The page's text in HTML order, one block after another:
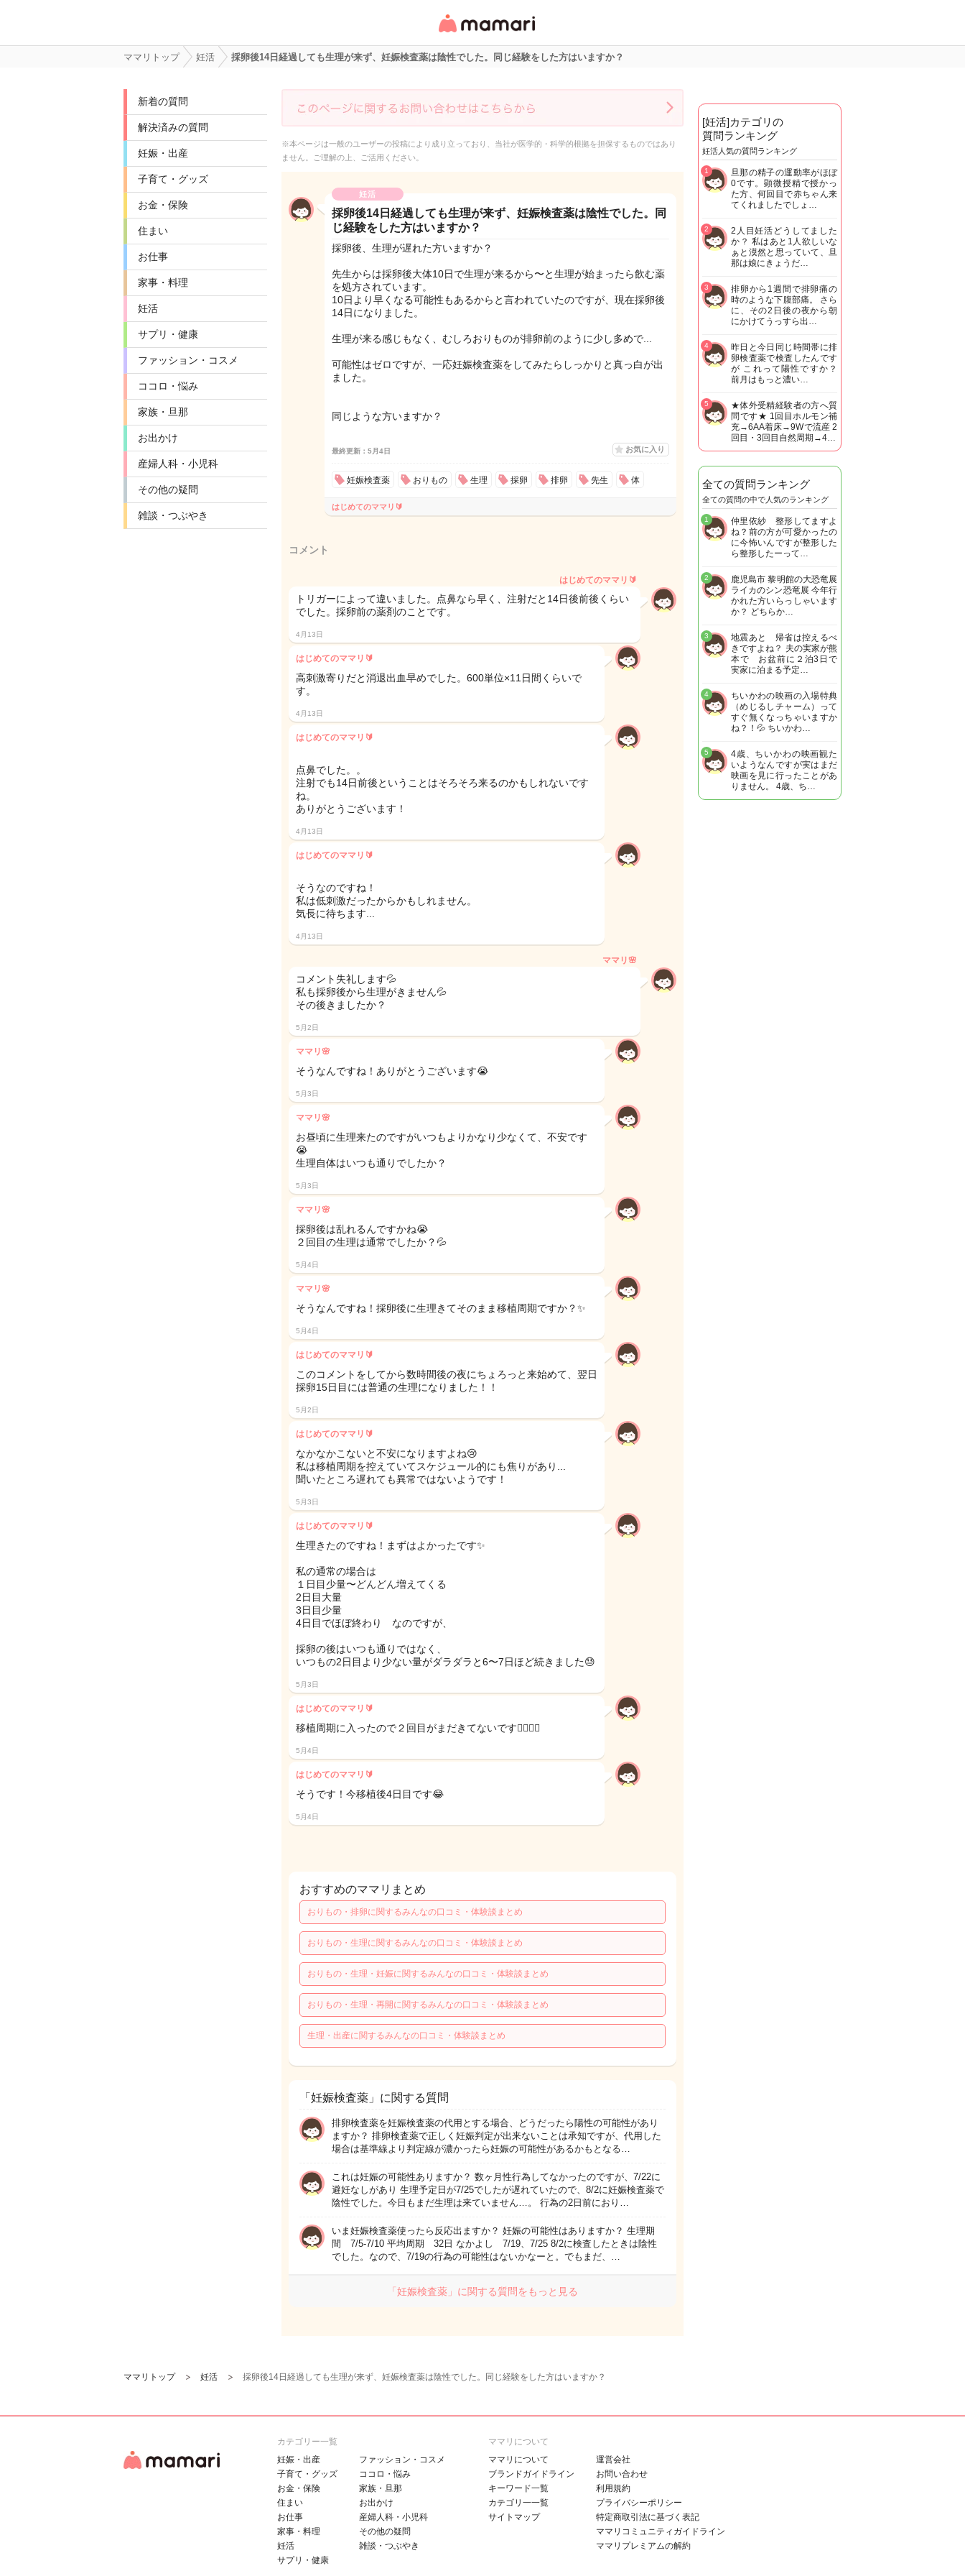
リ・情報サイト
ママリトップ 妊活 採卵後14日経過しても生理が来ず、妊娠検査薬は陰性でした。同じ経験をした方はいますか？
新着の質問
解決済みの質問
妊娠・出産
子育て・グッズ
お金・保険
住まい
お仕事
家事・料理
妊活
サプリ・健康
ファッション・コスメ
ココロ・悩み
家族・旦那
お出かけ
産婦人科・小児科
その他の疑問
雑談・つぶやき
※本ページは一般のユーザーの投稿により成り立っており、当社が医学的・科学的根拠を担保するものではあり
ません。ご理解の上、ご活用ください。
妊活
採卵後14日経過しても生理が来ず、妊娠検査薬は陰性でした。同
じ経験をした方はいますか？
採卵後、生理が遅れた方いますか？
先生からは採卵後大体10日で生理が来るから〜と生理が始まったら飲む薬
を処方されています。
10日より早くなる可能性もあるからと言われていたのですが、現在採卵後
14日になりました。
生理が来る感じもなく、むしろおりものが排卵前のように少し多めで...
可能性はゼロですが、一応妊娠検査薬をしてみたらしっかりと真っ白が出
ました。
同じような方いますか？
最終更新：5月4日 お気に入り
妊娠検査薬 おりもの 生理 採卵 排卵 先生 体
はじめてのママリ🔰
コメント
はじめてのママリ🔰
トリガーによって違いました。点鼻なら早く、注射だと14日後前後くらい
でした。採卵前の薬剤のことです。
4月13日
はじめてのママリ🔰
高刺激寄りだと消退出血早めでした。600単位×11日間くらいで
す。
4月13日
はじめてのママリ🔰
点鼻でした。。
注射でも14日前後ということはそろそろ来るのかもしれないです
ね。
ありがとうございます！
4月13日
はじめてのママリ🔰
そうなのですね！
私は低刺激だったからかもしれません。
気長に待ちます...
4月13日
ママリ🌸
コメント失礼します💦
私も採卵後から生理がきません💦
その後きましたか？
5月2日
ママリ🌸
そうなんですね！ありがとうございます😭
5月3日
ママリ🌸
お昼頃に生理来たのですがいつもよりかなり少なくて、不安です
😭
生理自体はいつも通りでしたか？
5月3日
ママリ🌸
採卵後は乱れるんですかね😭
２回目の生理は通常でしたか？💦
5月4日
ママリ🌸
そうなんですね！採卵後に生理きてそのまま移植周期ですか？✨
5月4日
はじめてのママリ🔰
このコメントをしてから数時間後の夜にちょろっと来始めて、翌日
採卵15日目には普通の生理になりました！！
5月2日
はじめてのママリ🔰
なかなかこないと不安になりますよね😢
私は移植周期を控えていてスケジュール的にも焦りがあり...
聞いたところ遅れても異常ではないようです！
5月3日
はじめてのママリ🔰
生理きたのですね！まずはよかったです✨
私の通常の場合は
１日目少量〜どんどん増えてくる
2日目大量
3日目少量
4日目でほぼ終わり なのですが、
採卵の後はいつも通りではなく、
いつもの2日目より少ない量がダラダラと6〜7日ほど続きました😓
5月3日
はじめてのママリ🔰
移植周期に入ったので２回目がまだきてないです🙇‍♀️🙇‍♀️
5月4日
はじめてのママリ🔰
そうです！今移植後4日目です😂
5月4日
おすすめのママリまとめ
おりもの・排卵に関するみんなの口コミ・体験談まとめ
おりもの・生理に関するみんなの口コミ・体験談まとめ
おりもの・生理・妊娠に関するみんなの口コミ・体験談まとめ
おりもの・生理・再開に関するみんなの口コミ・体験談まとめ
生理・出産に関するみんなの口コミ・体験談まとめ
「妊娠検査薬」に関する質問
排卵検査薬を妊娠検査薬の代用とする場合、どうだったら陽性の可能性があり
ますか？ 排卵検査薬で正しく妊娠判定が出来ないことは承知ですが、代用した
場合は基準線より判定線が濃かったら妊娠の可能性があるかもとなる…
これは妊娠の可能性ありますか？ 数ヶ月性行為してなかったのですが、7/22に
避妊なしがあり 生理予定日が7/25でしたが遅れていたので、8/2に妊娠検査薬で
陰性でした。今日もまだ生理は来ていません…。 行為の2日前におり…
いま妊娠検査薬使ったら反応出ますか？ 妊娠の可能性はありますか？ 生理期
間 7/5-7/10 平均周期 32日 なかよし 7/19、7/25 8/2に検査したときは陰性
でした。なので、7/19の行為の可能性はないかなーと。でもまだ、…
「妊娠検査薬」に関する質問をもっと見る
[妊活]カテゴリの
質問ランキング
妊活人気の質問ランキング
旦那の精子の運動率がほぼ
0です。顕微授精で授かっ
た方、何回目で赤ちゃん来
てくれましたでしょ…
1
2人目妊活どうしてました
か？ 私はあと1人欲しいな
ぁと漠然と思っていて、旦
那は娘にきょうだ…
2
排卵から1週間で排卵痛の
時のような下腹部痛。 さら
に、その2日後の夜から朝
にかけてうっすら出…
3
昨日と今日同じ時間帯に排
卵検査薬で検査したんです
が これって陽性ですか？
前月はもっと濃い…
4
★体外受精経験者の方へ質
問です★ 1回目ホルモン補
充→6AA着床→9Wで流産 2
回目・3回目自然周期→4…
5
全ての質問ランキング
全ての質問の中で人気のランキング
仲里依紗 整形してますよ
ね？前の方が可愛かったの
に今怖いんですが整形した
ら整形したーって…
1
鹿児島市 黎明館の大恐竜展
ライカのシン恐竜展 今年行
かれた方いらっしゃいます
か？ どちらか…
2
地震あと 帰省は控えるべ
きですよね？ 夫の実家が熊
本で お盆前に２泊3日で
実家に泊まる予定…
3
ちいかわの映画の入場特典
（めじるしチャーム）って
すぐ無くなっちゃいますか
ね？！💦 ちいかわ…
4
4歳、ちいかわの映画観た
いようなんですが実はまだ
映画を見に行ったことがあ
りません。 4歳、ち…
5
ママリトップ 妊活 採卵後14日経過しても生理が来ず、妊娠検査薬は陰性でした。同じ経験をした方はいますか？
カテゴリー一覧
妊娠・出産
子育て・グッズ
お金・保険
住まい
お仕事
家事・料理
妊活
サプリ・健康
ファッション・コスメ
ココロ・悩み
家族・旦那
お出かけ
産婦人科・小児科
その他の疑問
雑談・つぶやき
ママリについて
ママリについて
ブランドガイドライン
キーワード一覧
カテゴリ一一覧
サイトマップ
運営会社
お問い合わせ
利用規約
プライバシーポリシー
特定商取引法に基づく表記
ママリコミュニティガイドライン
ママリプレミアムの解約